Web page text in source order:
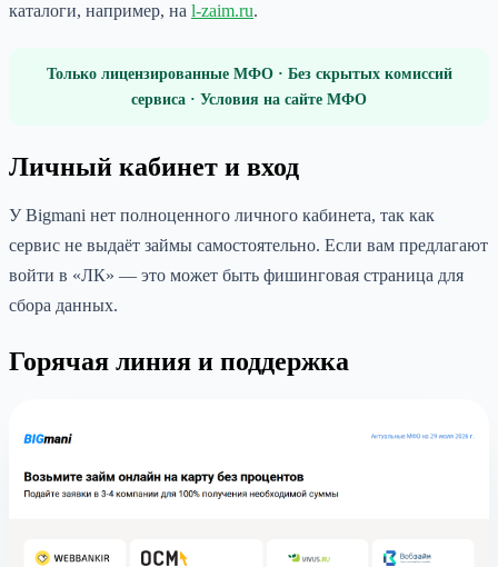
каталоги, например, на l-zaim.ru.
Только лицензированные МФО · Без скрытых комиссий
сервиса · Условия на сайте МФО
Личный кабинет и вход
У Bigmani нет полноценного личного кабинета, так как
сервис не выдаёт займы самостоятельно. Если вам предлагают
войти в «ЛК» — это может быть фишинговая страница для
сбора данных.
Горячая линия и поддержка